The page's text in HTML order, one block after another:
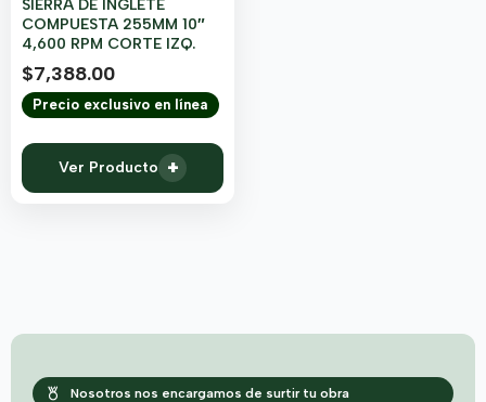
SIERRA DE INGLETE
COMPUESTA 255MM 10″
4,600 RPM CORTE IZQ.
$7,388.00
Precio exclusivo en línea
Ver Producto +
Nosotros nos encargamos de surtir tu obra